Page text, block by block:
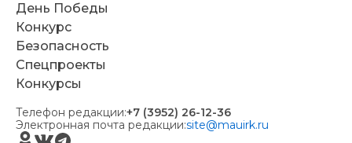
День Победы
Конкурс
Безопасность
Спецпроекты
Конкурсы
Телефон редакции:+7 (3952) 26-12-36
Электронная почта редакции:site@mauirk.ru